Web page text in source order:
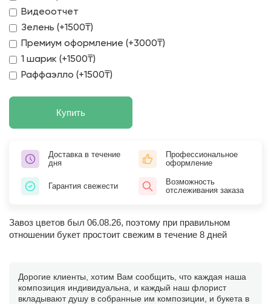
Видеоотчет
Зелень (+1500₸)
Премиум оформление (+3000₸)
1 шарик (+1500₸)
Раффаэлло (+1500₸)
Купить
Доставка в течение
дня
Профессиональное
оформление
Гарантия свежести
Возможность
отслеживания заказа
Завоз цветов был 06.08.26, поэтому при правильном
отношении букет простоит свежим в течение 8 дней
Дорогие клиенты, хотим Вам сообщить, что каждая наша
композиция индивидуальна, и каждый наш флорист
вкладывают душу в собранные им композиции, и букета в